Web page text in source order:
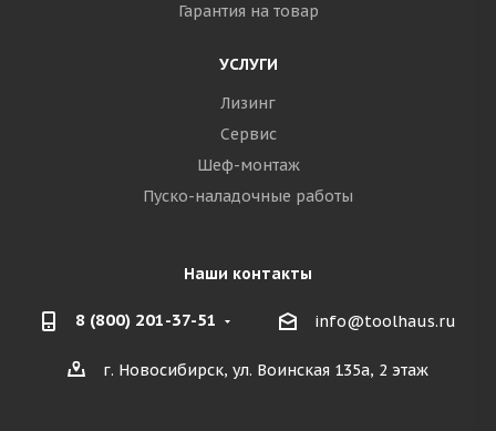
Гарантия на товар
УСЛУГИ
Лизинг
Сервис
Шеф-монтаж
Пуско-наладочные работы
Наши контакты
8 (800) 201-37-51 info@toolhaus.ru
г. Новосибирск, ул. Воинская 135а, 2 этаж